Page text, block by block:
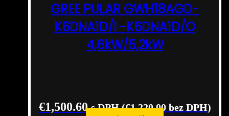
GREE PULAR GWH18AGD-
K6DNA1D/I -K6DNA1D/O
4,6kW/5,2kW
€1,500.60 s DPH (€1,220.00bez DPH)